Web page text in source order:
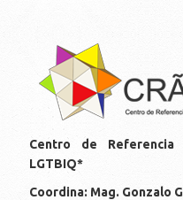
logos-cram.png
Centro de Referencia
LGTBIQ*
Coordina: Mag. Gonzalo